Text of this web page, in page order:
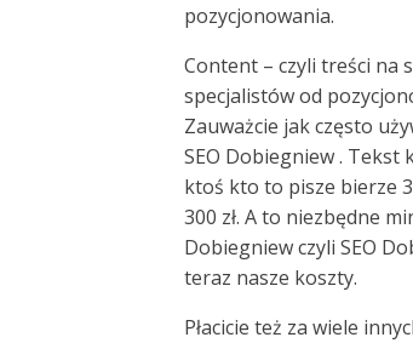
pozycjonowania.
Content – czyli treści na
specjalistów od
Zauważcie jak często
SEO Dobiegniew . Tekst
ktoś kto to pisze bierze
300 zł. A to niezbędne
Dobiegniew czyli SEO
teraz nasze koszty.
Płacicie też za wiele